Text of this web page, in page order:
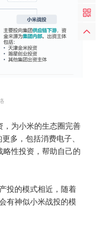
，为小米的生态圈完善
多，包括消费电子、
略性投资，帮助自己的
投的模式相近，随着
有神似小米战投的模